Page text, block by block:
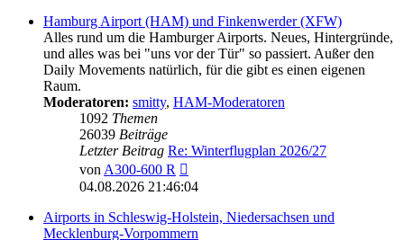
Hamburg Airport (HAM) und Finkenwerder (XFW)
Alles rund um die Hamburger Airports. Neues, Hintergründe,
und alles was bei "uns vor der Tür" so passiert. Außer den
Daily Movements natürlich, für die gibt es einen eigenen
Raum.
Moderatoren: smitty, HAM-Moderatoren
1092 Themen
26039 Beiträge
Letzter Beitrag Re: Winterflugplan 2026/27
vonA300-600 R
Beitrag
04.08.2026 21:46:04
Airports in Schleswig-Holstein, Niedersachsen und
Mecklenburg-Vorpommern